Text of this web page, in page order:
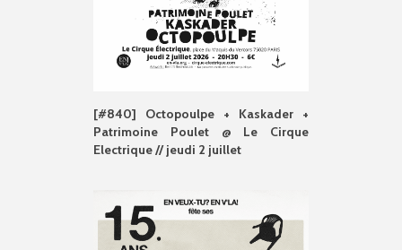
[#840] Octopoulpe + Kaskader +
Patrimoine Poulet @ Le Cirque
Electrique // jeudi 2 juillet